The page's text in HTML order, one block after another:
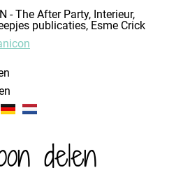
publicaties, Esme Crick
delen